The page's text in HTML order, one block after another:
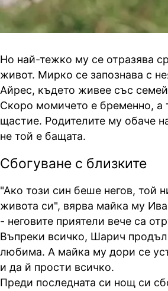
Но най-тежко му се отразява
живот. Мирко се запознава с
Айрес, където живее със
Скоро момичето е бременно, а
щастие. Родителите му обаче
не той е бащата.
Сбогуване с близките
"Ако този син беше негов, той
живота си", вярва майка му
- неговите приятели вече са
Въпреки всичко, Шарич
любима. А майка му дори се
и да й прости всичко.
Преди последната си нощ си